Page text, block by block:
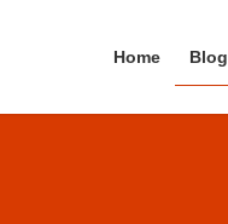
Home Blog